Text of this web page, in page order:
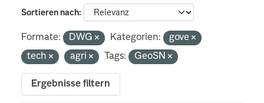
Sortieren nach
Formate: DWG Kategorien:
gove
tech
agri Tags: GeoSN
Ergebnisse filtern